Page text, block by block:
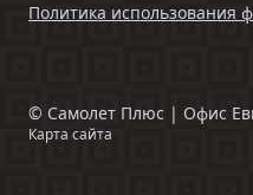
Политика использования
© Самолет Плюс | Офис
Карта сайта